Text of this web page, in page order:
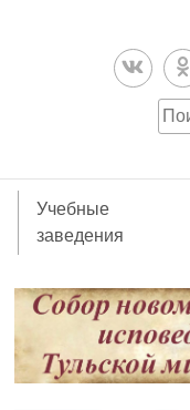
Учебные
заведения